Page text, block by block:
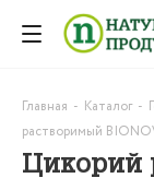
Цикорий
Главная - Каталог -
растворимый